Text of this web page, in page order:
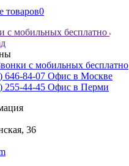
товаров0
с мобильных бесплатно
с мобильных бесплатно
646-84-07 Офис в Москве
255-44-45 Офис в Перми
36